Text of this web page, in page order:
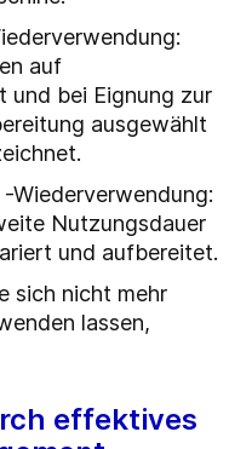
auf
und bei Eignung zur
ausgewählt
-Wiederverwendung:
Nutzungsdauer
und aufbereitet.
sich nicht mehr
lassen,
effektives